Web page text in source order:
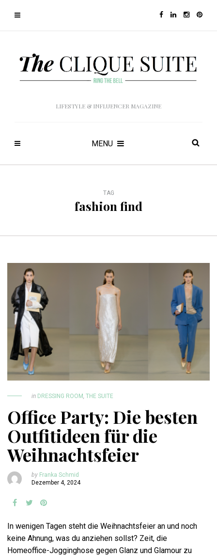
LIFESTYLE & INFLUENCER MAGAZINE
MENU
TAG
fashion find
in DRESSING ROOM, THE SUITE
Office Party: Die besten
Outfitideen für die
Weihnachtsfeier
by Franka Schmid
Dezember 4, 2024
In wenigen Tagen steht die Weihnachtsfeier an und noch
keine Ahnung, was du anziehen sollst? Zeit, die
Homeoffice-Jogginghose gegen Glanz und Glamour zu